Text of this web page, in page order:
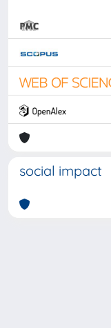
social impact